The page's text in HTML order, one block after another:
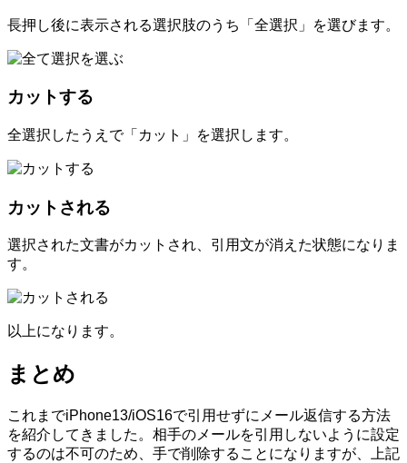
長押し後に表示される選択肢のうち「全選択」を選びます。
カットする
全選択したうえで「カット」を選択します。
カットされる
選択された文書がカットされ、引用文が消えた状態になりま
す。
以上になります。
まとめ
これまでiPhone13/iOS16で引用せずにメール返信する方法
を紹介してきました。相手のメールを引用しないように設定
するのは不可のため、手で削除することになりますが、上記